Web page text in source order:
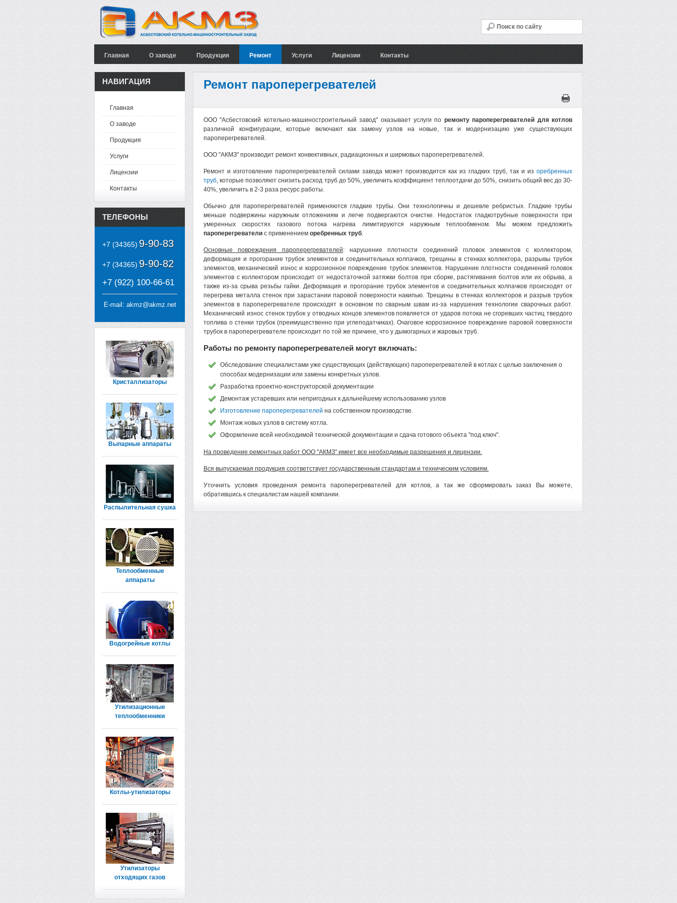
Главная О заводе Продукция Ремонт Услуги Лицензии Контакты
Ремонт пароперегревателей
ООО "Асбестовский котельно-машиностроительный завод" оказывает услуги по ремонту пароперегревателей для котлов
различной конфигурации,которые включают как замену узлов на новые, так и модернизацию уже существующих
пароперегревателей.
ООО "АКМЗ" производит ремонт конвективных, радиационных и ширмовых пароперегревателей.
Ремонт и изготовление пароперегревателей силами завода может производится как из гладких труб, так и из оребренных
труб, которые позволяют снизить расход труб до 50%, увеличить коэффициент теплоотдачи до 50%, снизить общий вес до 30-
40%, увеличить в 2-3 раза ресурс работы.
Обычно для пароперегревателей применяются гладкие трубы. Они технологичны и дешевле ребристых. Гладкие трубы
меньше подвержины наружным отложениям и легче подвергаются очистке. Недостаток гладкотрубные поверхности при
умеренных скоростях газового потока нагрева лимитируются наружным теплообменом. Мы можем предложить
пароперегреватели с применением оребренных труб.
Основные повреждения пароперегревателей: нарушение плотности соединений головок элементов с коллектором,
деформация и прогорание трубок элементов и соединительных колпачков, трещины в стенках коллектора, разрывы трубок
элементов, механический износ и коррозионное повреждение трубок элементов. Нарушение плотности соединений головок
элементов с коллектором происходит от недостаточной затяжки болтов при сборке, растягивания болтов или их обрыва, а
также из-за срыва резьбы гайки. Деформация и прогорание трубок элементов и соединительных колпачков происходят от
перегрева металла стенок при зарастании паровой поверхности накипью. Трещины в стенках коллекторов и разрыв трубок
элементов в пароперегревателе происходят в основном по сварным швам из-за нарушения технологии сварочных работ.
Механический износ стенок трубок у отводных концов элементов появляется от ударов потока не сгоревших частиц твердого
топлива о стенки трубок (преимущественно при углеподатчиках). Очаговое коррозионное повреждение паровой поверхности
трубок в пароперегревателе происходит по той же причине, что у дымогарных и жаровых труб.
Работы по ремонту пароперегревателей могут включать:
Обследование специалистами уже существующих (действующих) пароперегревателей в котлах с целью заключения о
способах модернизации или замены конкретных узлов.
Разработка проектно-конструкторской документации
Демонтаж устаревших или непригодных к дальнейшему использованию узлов
Изготовление пароперегревателей на собственном производстве.
Монтаж новых узлов в систему котла.
Оформление всей необходимой технической документации и сдача готового объекта "под ключ".
На проведение ремонтных работ ООО "АКМЗ" имеет все необходимые разрешения и лицензии.
Вся выпускаемая продукция соответствует государственным стандартам и техническим условиям.
Уточнить условия проведения ремонта пароперегревателей для котлов, а так же сформировать заказ Вы можете,
обратившись к специалистам нашей компании.
НАВИГАЦИЯ
Главная
О заводе
Продукция
Услуги
Лицензии
Контакты
ТЕЛЕФОНЫ
+7 (34365) 9-90-83
+7 (34365) 9-90-82
+7 (922) 100-66-61
E-mail: akmz@akmz.net
Кристаллизаторы
Выпарные аппараты
Распылительная сушка
Теплообменные
аппараты
Водогрейные котлы
Утилизационные
теплообменники
Котлы-утилизаторы
Утилизаторы
отходящих газов